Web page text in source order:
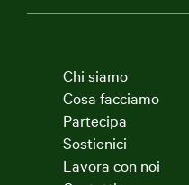
Chi siamo
Cosa facciamo
Partecipa
Sostienici
Lavora con noi